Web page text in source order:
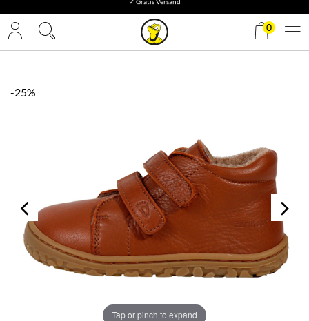
✓ Gratis Versand
0
-25%
Tap or pinch to expand